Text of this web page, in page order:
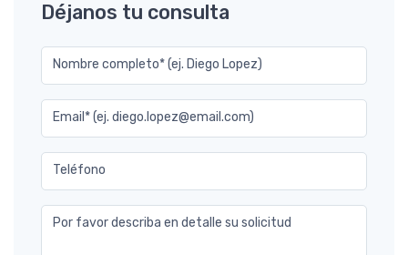
Déjanos tu consulta
Nombre completo* (ej. Diego Lopez)
Email* (ej. diego.lopez@email.com)
Teléfono
Por favor describa en detalle su solicitud